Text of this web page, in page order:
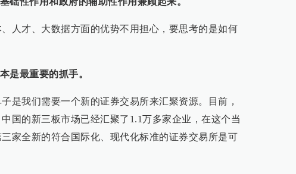
人才、大数据方面的优势不用担心，要思考的是如何
是最重要的抓手。
是我们需要一个新的证券交易所来汇聚资源。目前，
国的新三板市场已经汇聚了1.1万多家企业，在这个当
家全新的符合国际化、现代化标准的证券交易所是可